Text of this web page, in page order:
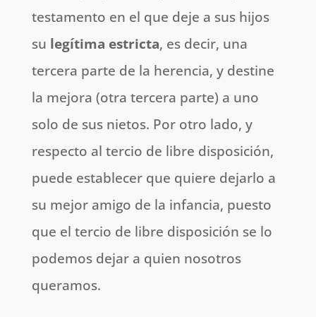
testamento en el que deje a sus hijos
su legítima estricta, es decir, una
tercera parte de la herencia, y destine
la mejora (otra tercera parte) a uno
solo de sus nietos. Por otro lado, y
respecto al tercio de libre disposición,
puede establecer que quiere dejarlo a
su mejor amigo de la infancia, puesto
que el tercio de libre disposición se lo
podemos dejar a quien nosotros
queramos.